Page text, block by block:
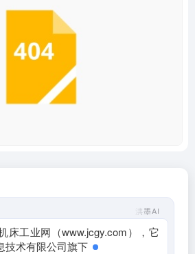
洪墨AI
床工业网（www.jcgy.com），它
术有限公司旗下的网站，成